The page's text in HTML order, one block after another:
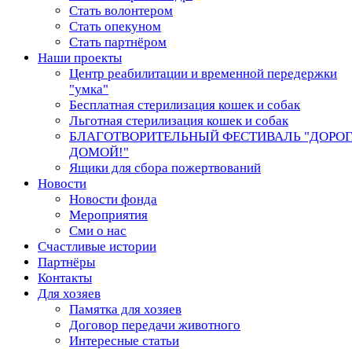
Стать волонтером
Стать опекуном
Стать партнёром
Наши проекты
Центр реабилитации и временной передержки
"умка"
Бесплатная стерилизация кошек и собак
Льготная стерилизация кошек и собак
БЛАГОТВОРИТЕЛЬНЫЙ ФЕСТИВАЛЬ
ДОМОЙ!"
Ящики для сбора пожертвований
Новости
Новости фонда
Мероприятия
Сми о нас
Счастливые истории
Партнёры
Контакты
Для хозяев
Памятка для хозяев
Договор передачи животного
Интересные статьи